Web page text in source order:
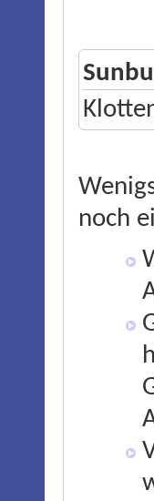
noch